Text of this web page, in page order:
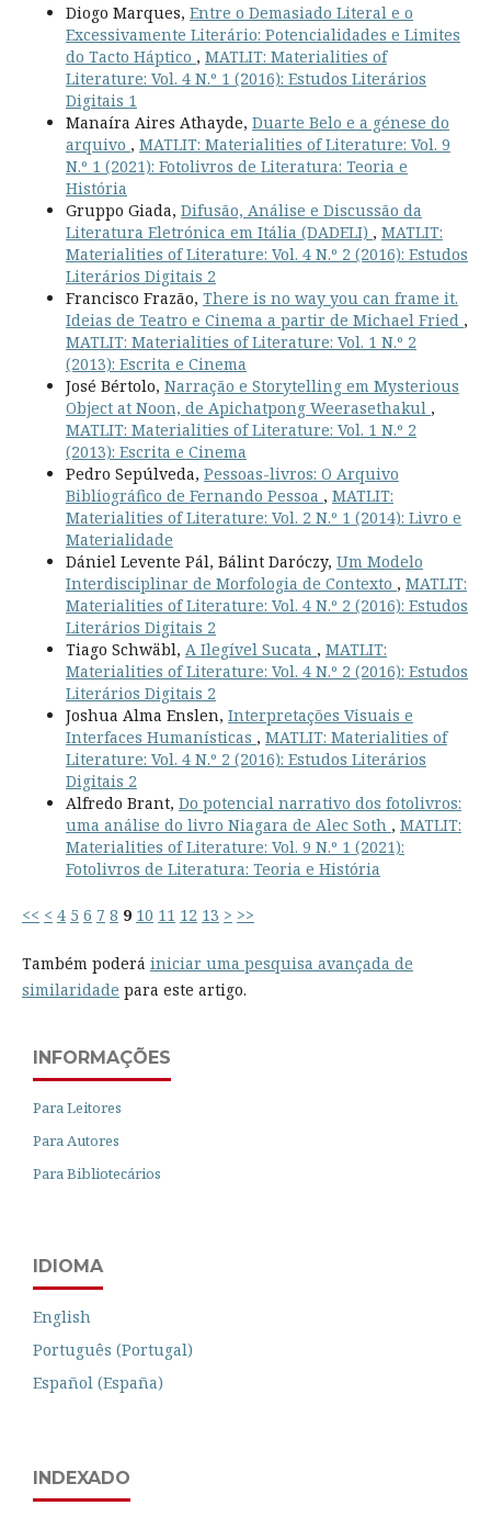
Diogo Marques, Entre o Demasiado Literal e o
Excessivamente Literário: Potencialidades e Limites
do Tacto Háptico , MATLIT: Materialities of
Literature: Vol. 4 N.º 1 (2016): Estudos Literários
Digitais 1
Manaíra Aires Athayde, Duarte Belo e a génese do
arquivo , MATLIT: Materialities of Literature: Vol. 9
N.º 1 (2021): Fotolivros de Literatura: Teoria e
História
Gruppo Giada, Difusão, Análise e Discussão da
Literatura Eletrónica em Itália (DADELI) , MATLIT:
Materialities of Literature: Vol. 4 N.º 2 (2016): Estudos
Literários Digitais 2
Francisco Frazão, There is no way you can frame it.
Ideias de Teatro e Cinema a partir de Michael Fried ,
MATLIT: Materialities of Literature: Vol. 1 N.º 2
(2013): Escrita e Cinema
José Bértolo, Narração e Storytelling em Mysterious
Object at Noon, de Apichatpong Weerasethakul ,
MATLIT: Materialities of Literature: Vol. 1 N.º 2
(2013): Escrita e Cinema
Pedro Sepúlveda, Pessoas-livros: O Arquivo
Bibliográfico de Fernando Pessoa , MATLIT:
Materialities of Literature: Vol. 2 N.º 1 (2014): Livro e
Materialidade
Dániel Levente Pál, Bálint Daróczy, Um Modelo
Interdisciplinar de Morfologia de Contexto , MATLIT:
Materialities of Literature: Vol. 4 N.º 2 (2016): Estudos
Literários Digitais 2
Tiago Schwäbl, A Ilegível Sucata , MATLIT:
Materialities of Literature: Vol. 4 N.º 2 (2016): Estudos
Literários Digitais 2
Joshua Alma Enslen, Interpretações Visuais e
Interfaces Humanísticas , MATLIT: Materialities of
Literature: Vol. 4 N.º 2 (2016): Estudos Literários
Digitais 2
Alfredo Brant, Do potencial narrativo dos fotolivros:
uma análise do livro Niagara de Alec Soth , MATLIT:
Materialities of Literature: Vol. 9 N.º 1 (2021):
Fotolivros de Literatura: Teoria e História
<< < 4 5 6 7 8 9 10 11 12 13 > >>
Também poderá iniciar uma pesquisa avançada de
similaridade para este artigo.
INFORMAÇÕES
Para Leitores
Para Autores
Para Bibliotecários
IDIOMA
English
Português (Portugal)
Español (España)
INDEXADO